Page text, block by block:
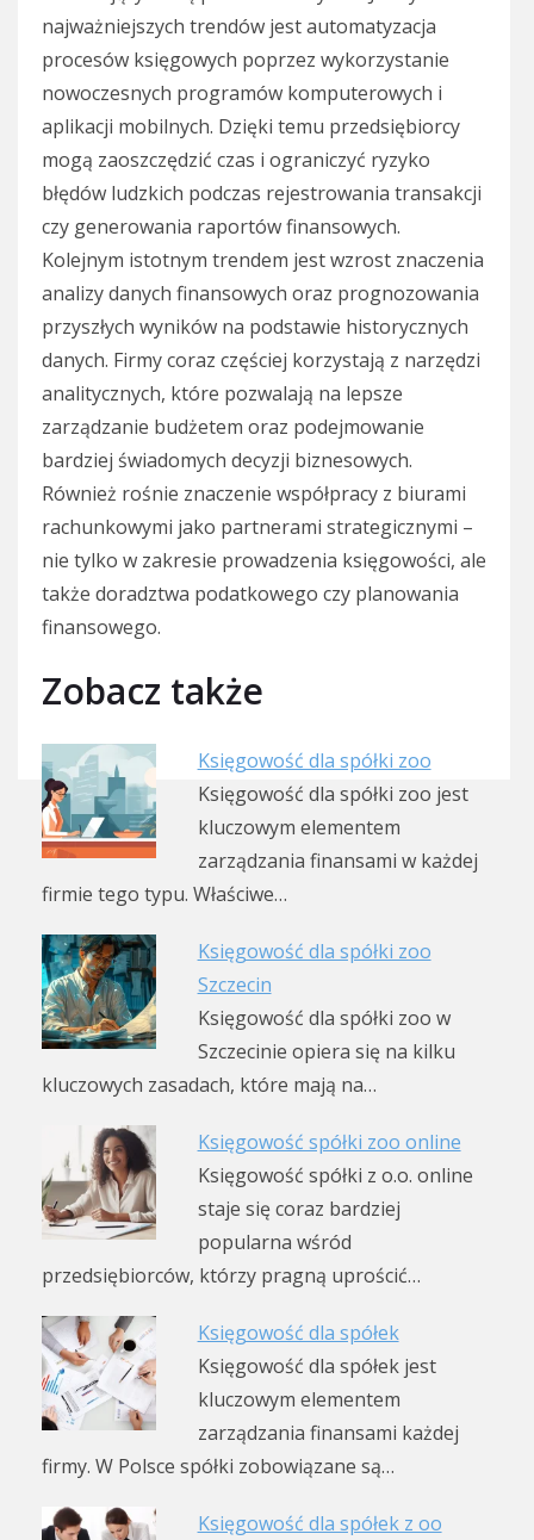
najważniejszych trendów jest automatyzacja
procesów księgowych poprzez wykorzystanie
nowoczesnych programów komputerowych i
aplikacji mobilnych. Dzięki temu przedsiębiorcy
mogą zaoszczędzić czas i ograniczyć ryzyko
błędów ludzkich podczas rejestrowania transakcji
czy generowania raportów finansowych.
Kolejnym istotnym trendem jest wzrost znaczenia
analizy danych finansowych oraz prognozowania
przyszłych wyników na podstawie historycznych
danych. Firmy coraz częściej korzystają z narzędzi
analitycznych, które pozwalają na lepsze
zarządzanie budżetem oraz podejmowanie
bardziej świadomych decyzji biznesowych.
Również rośnie znaczenie współpracy z biurami
rachunkowymi jako partnerami strategicznymi –
nie tylko w zakresie prowadzenia księgowości, ale
także doradztwa podatkowego czy planowania
finansowego.
Zobacz także
Księgowość dla spółki zoo
Księgowość dla spółki zoo jest
kluczowym elementem
zarządzania finansami w każdej
firmie tego typu. Właściwe…
Księgowość dla spółki zoo
Szczecin
Księgowość dla spółki zoo w
Szczecinie opiera się na kilku
kluczowych zasadach, które mają na…
Księgowość spółki zoo online
Księgowość spółki z o.o. online
staje się coraz bardziej
popularna wśród
przedsiębiorców, którzy pragną uprościć…
Księgowość dla spółek
Księgowość dla spółek jest
kluczowym elementem
zarządzania finansami każdej
firmy. W Polsce spółki zobowiązane są…
Księgowość dla spółek z oo